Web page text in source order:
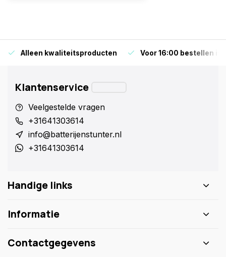
Alleen kwaliteitsproducten Voor 16:00 bestellen is
Klantenservice
Veelgestelde vragen
+31641303614
info@batterijenstunter.nl
+31641303614
Handige links
Informatie
Contactgegevens